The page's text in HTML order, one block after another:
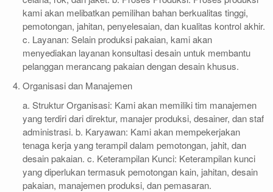
kami akan melibatkan pemilihan bahan berkualitas tinggi,
pemotongan, jahitan, penyelesaian, dan kualitas kontrol akhir.
c. Layanan: Selain produksi pakaian, kami akan
menyediakan layanan konsultasi desain untuk membantu
pelanggan merancang pakaian dengan desain khusus.
Organisasi dan Manajemen
a. Struktur Organisasi: Kami akan memiliki tim manajemen
yang terdiri dari direktur, manajer produksi, desainer, dan staf
administrasi. b. Karyawan: Kami akan mempekerjakan
tenaga kerja yang terampil dalam pemotongan, jahit, dan
desain pakaian. c. Keterampilan Kunci: Keterampilan kunci
yang diperlukan termasuk pemotongan kain, jahitan, desain
pakaian, manajemen produksi, dan pemasaran.